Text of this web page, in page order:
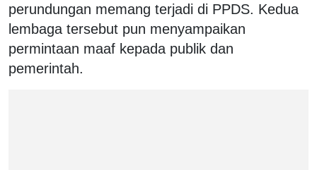
perundungan memang terjadi di PPDS. Kedua
lembaga tersebut pun menyampaikan
permintaan maaf kepada publik dan
pemerintah.